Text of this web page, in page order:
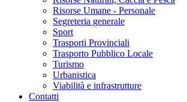
Risorse Umane - Personale
Segreteria generale
Sport
Trasporti Provinciali
Trasporto Pubblico Locale
Turismo
Urbanistica
Viabilità e infrastrutture
Contatti